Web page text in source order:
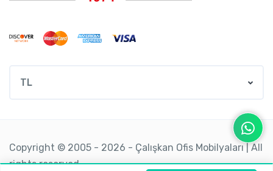
TL
Copyright © 2005 - 2026 - Çalışkan Ofis Mobilyaları | All
rights reserved.